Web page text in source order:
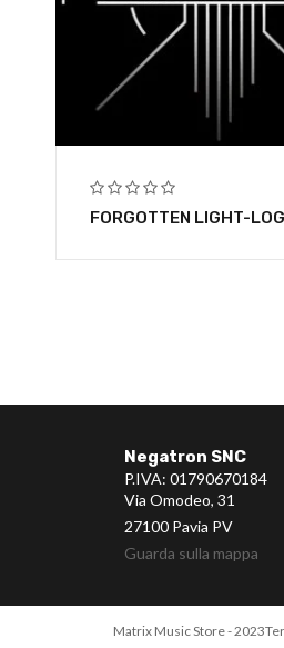
FORGOTTEN LIGHT-
Negatron SNC
P.IVA: 01790670184
Via Omodeo, 31
27100 Pavia PV
Guarda sulla mappa
Matrix Music Store - 2023